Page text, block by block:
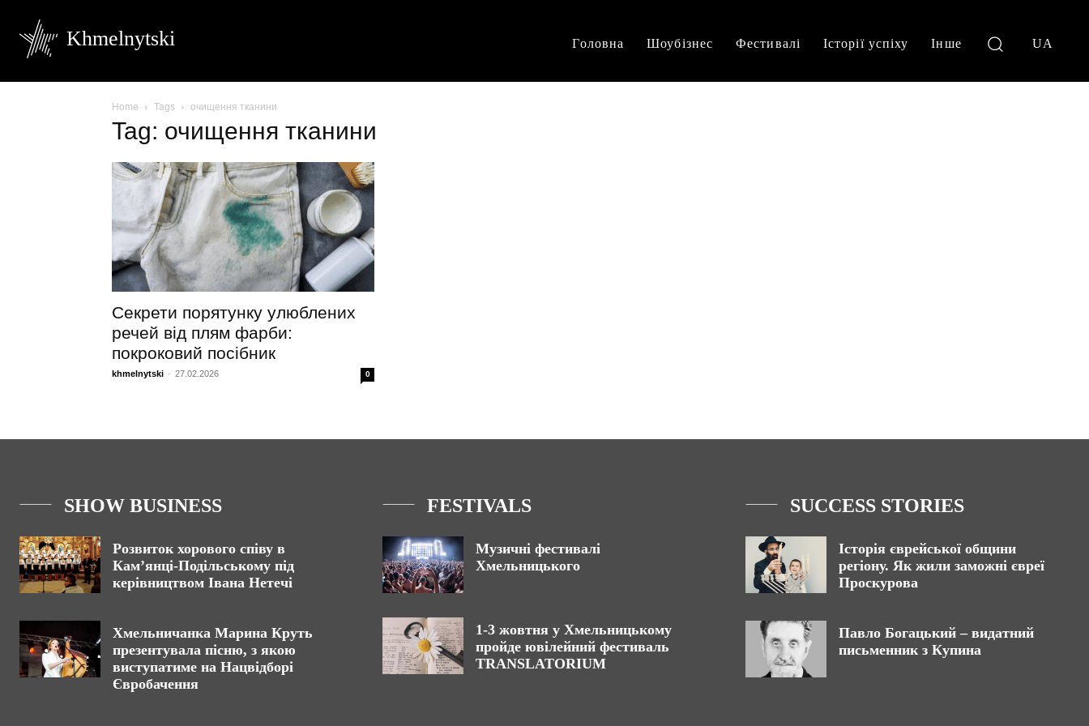
Khmelnytski Головна Шоубізнес Фестивалі Історії успіху Інше UA
Home Tags очищення тканини
Tag: очищення тканини
Секрети порятунку улюблених
речей від плям фарби:
покроковий посібник
khmelnytski - 27.02.2026 0
SHOW BUSINESS
Розвиток хорового співу в
Кам’янці-Подільському під
керівництвом Івана Нетечі
Хмельничанка Марина Круть
презентувала пісню, з якою
виступатиме на Нацвідборі
Євробачення
FESTIVALS
Музичні фестивалі
Хмельницького
1-3 жовтня у Хмельницькому
пройде ювілейний фестиваль
TRANSLATORIUM
SUCCESS STORIES
Історія єврейської общини
регіону. Як жили заможні євреї
Проскурова
Павло Богацький – видатний
письменник з Купина